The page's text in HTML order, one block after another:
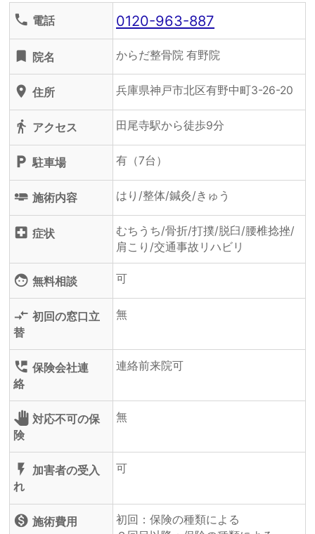
phone 電話 0120-963-887
turned_in 院名 からだ整骨院 有野院
location_on 住所 兵庫県神戸市北区有野中町3-26-20
directions_walk アクセス 田尾寺駅から徒歩9分
local_parking 駐車場 有（7台）
airline_seat_flat 施術内容 はり/整体/鍼灸/きゅう
local_hospital 症状
むちうち/骨折/打撲/脱臼/腰椎捻挫/
肩こり/交通事故リハビリ
face 無料相談 可
compare_arrows 初回の窓口立
替
無
perm_phone_msg 保険会社連
絡
連絡前来院可
pan_tool 対応不可の保
険
無
flash_on
加害者の受入
れ
可
monetization_on 施術費用
初回：保険の種類による